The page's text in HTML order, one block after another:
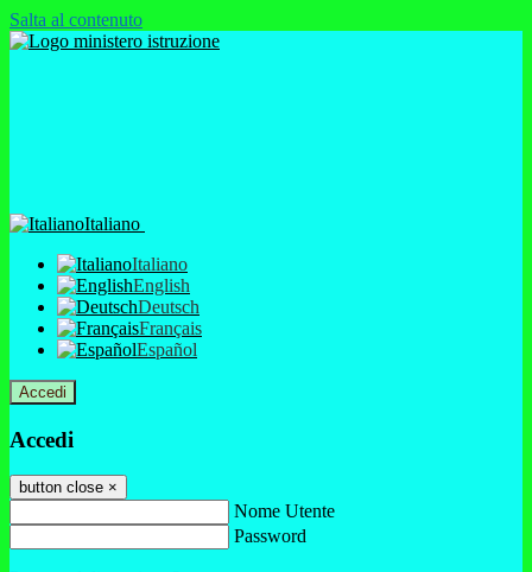
Salta al contenuto
Italiano
Italiano
English
Deutsch
Français
Español
Accedi
Accedi
button close ×
Nome Utente
Password